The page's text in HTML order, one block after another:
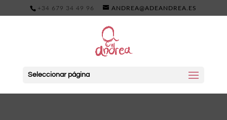
+34 679 34 49 96 ANDREA@ADEANDREA.ES
Seleccionar página